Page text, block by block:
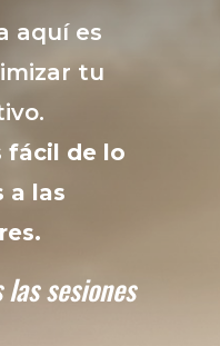
aquí es
tu
fácil de lo
a las
sesiones